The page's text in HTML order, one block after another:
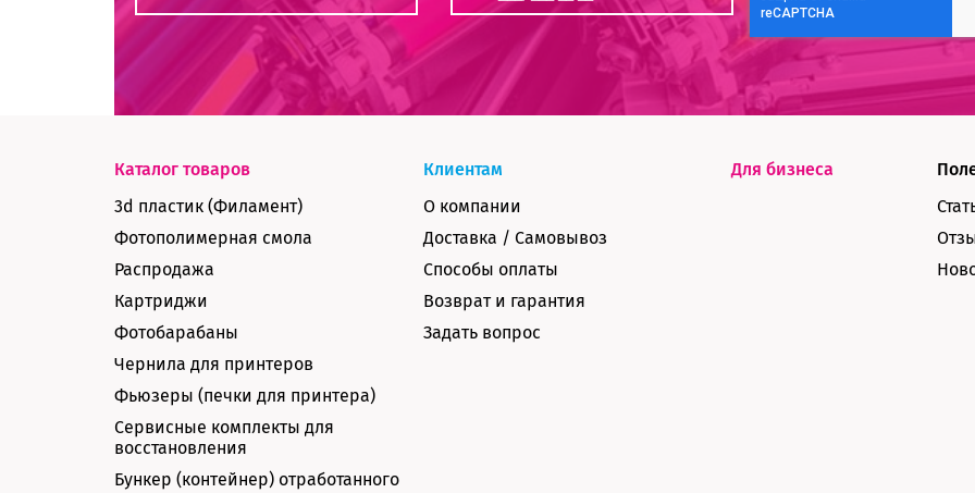
Каталог товаров
3d пластик (Филамент)
Фотополимерная смола
Распродажа
Картриджи
Фотобарабаны
Чернила для принтеров
Фьюзеры (печки для принтера)
Сервисные комплекты для
восстановления
Бункер (контейнер) отработанного
Клиентам
О компании
Доставка / Самовывоз
Способы оплаты
Возврат и гарантия
Задать вопрос
Для бизнеса